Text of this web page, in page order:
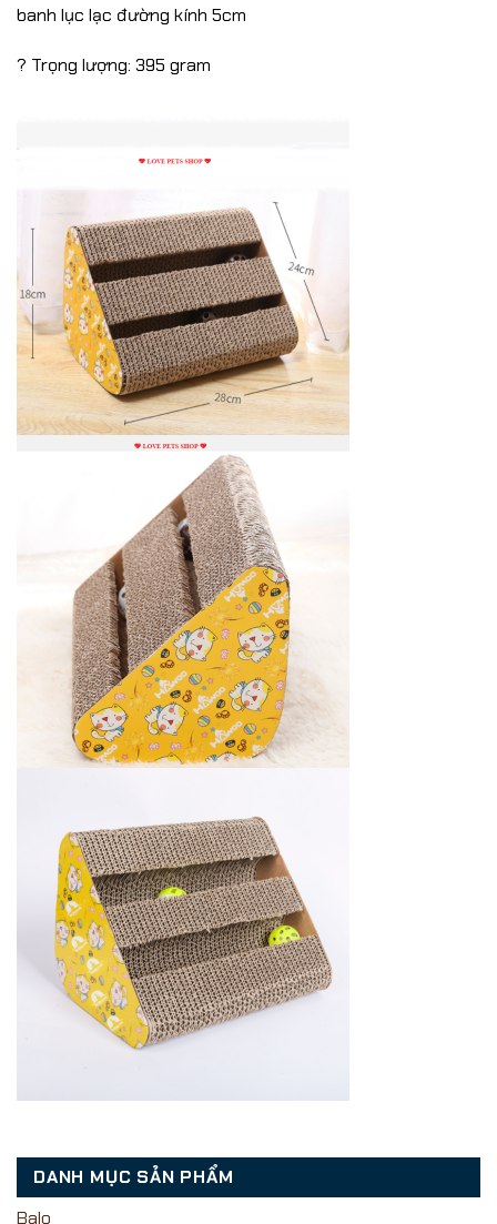
banh lục lạc đường kính 5cm
? Trọng lượng: 395 gram
DANH MỤC SẢN PHẨM
Balo